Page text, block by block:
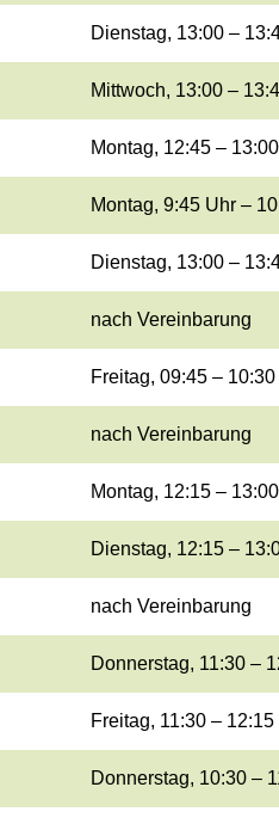
Diens­tag, 13:00 –
Mitt­woch, 13:00 –
Mon­tag, 12:45 –
Mon­tag, 9:45 Uhr –
Diens­tag, 13:00 –
nach Ver­ein­ba­rung
Frei­tag, 09:45 –
nach Ver­ein­ba­rung
Mon­tag, 12:15 –
Diens­tag, 12:15 –
nach Ver­ein­ba­rung
Don­ners­tag, 11:30 –
Frei­tag, 11:30 –
Don­ners­tag, 10:30 –